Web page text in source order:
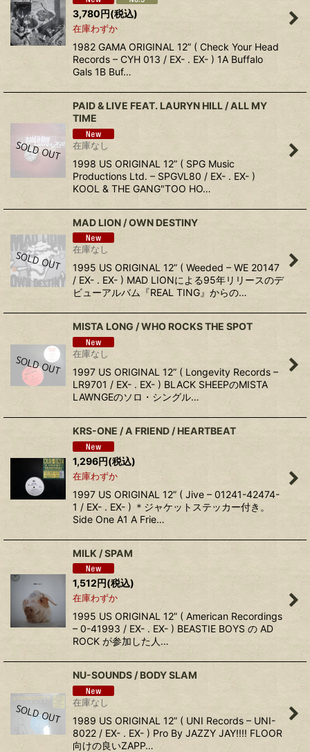
3,780円(税込)
在庫わずか
1982 GAMA ORIGINAL 12” ( Check Your Head
Records – CYH 013 / EX- . EX- ) 1A Buffalo
Gals 1B Buf…
PAID & LIVE FEAT. LAURYN HILL / ALL MY
TIME
在庫なし
1998 US ORIGINAL 12” ( SPG Music
Productions Ltd. – SPGVL80 / EX- . EX- )
KOOL & THE GANG"TOO HO…
MAD LION / OWN DESTINY
在庫なし
1995 US ORIGINAL 12” ( Weeded – WE 20147
/ EX- . EX- ) MAD LIONによる95年リリースのデ
ビューアルバム『REAL TING』からの…
MISTA LONG / WHO ROCKS THE SPOT
在庫なし
1997 US ORIGINAL 12” ( Longevity Records –
LR9701 / EX- . EX- ) BLACK SHEEPのMISTA
LAWNGEのソロ・シングル…
KRS-ONE / A FRIEND / HEARTBEAT
1,296円(税込)
在庫わずか
1997 US ORIGINAL 12” ( Jive – 01241-42474-
1 / EX- . EX- ) ＊ジャケットステッカー付き。
Side One A1 A Frie…
MILK / SPAM
1,512円(税込)
在庫わずか
1995 US ORIGINAL 12” ( American Recordings
– 0-41993 / EX- . EX- ) BEASTIE BOYS の AD
ROCK が参加した人…
NU-SOUNDS / BODY SLAM
在庫なし
1989 US ORIGINAL 12” ( UNI Records – UNI-
8022 / EX- . EX- ) Pro By JAZZY JAY!!!! FLOOR
向けの良いZAPP…